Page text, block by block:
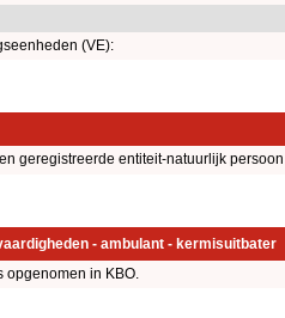
(VE):
geregistreerde entiteit-natuurlijk persoon
- ambulant - kermisuitbater
opgenomen in KBO.